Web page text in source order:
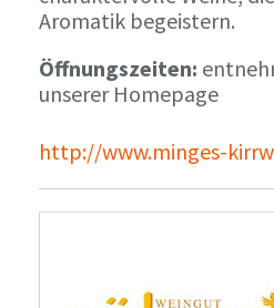
Aromatik begeistern.
Öffnungszeiten:
unserer Homepage
http://www.minges-